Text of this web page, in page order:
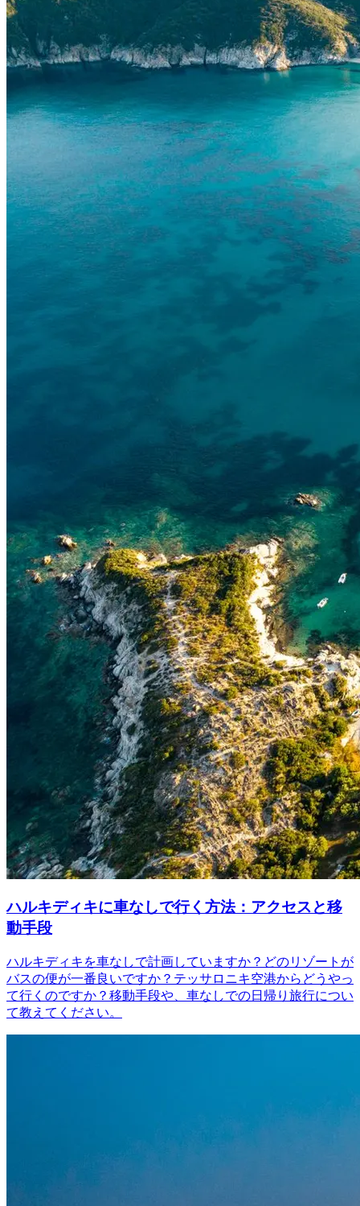
ハルキディキに車なしで行く方法：アクセスと移
動手段
ハルキディキを車なしで計画していますか？どのリゾートが
バスの便が一番良いですか？テッサロニキ空港からどうやっ
て行くのですか？移動手段や、車なしでの日帰り旅行につい
て教えてください。